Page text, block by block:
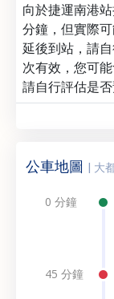
向於捷運南港
分鐘，但實際
延後到站，請
次有效，您可
請自行評估是否
公車地圖 | 大
0 分鐘
45 分鐘